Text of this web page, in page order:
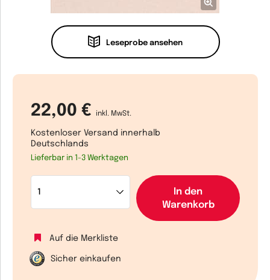
Leseprobe ansehen
22,00 € inkl. MwSt.
Kostenloser Versand innerhalb
Deutschlands
Lieferbar in 1-3 Werktagen
In den
Warenkorb
Auf die Merkliste
Sicher einkaufen